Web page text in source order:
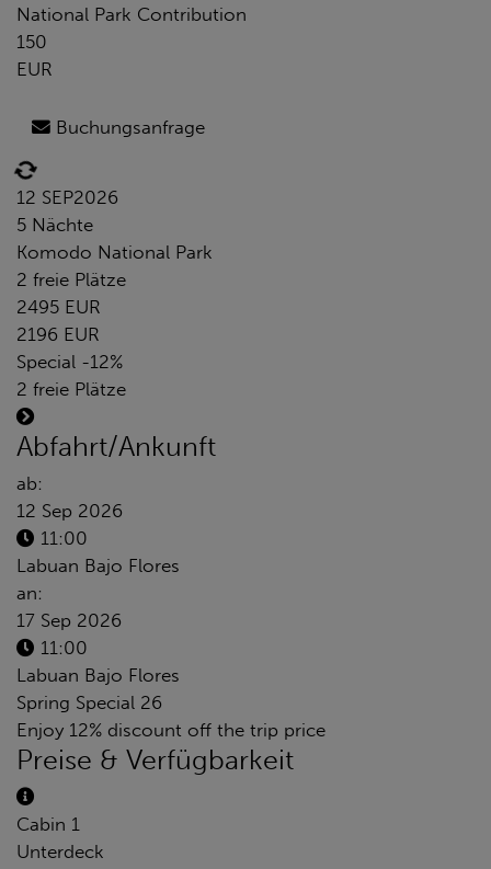
National Park Contribution
150
EUR
Buchungsanfrage
12 SEP2026
5 Nächte
Komodo National Park
2 freie Plätze
2495 EUR
2196 EUR
Special -12%
2 freie Plätze
Abfahrt/Ankunft
ab:
12 Sep 2026
11:00
Labuan Bajo Flores
an:
17 Sep 2026
11:00
Labuan Bajo Flores
Spring Special 26
Enjoy 12% discount off the trip price
Preise & Verfügbarkeit
Cabin 1
Unterdeck